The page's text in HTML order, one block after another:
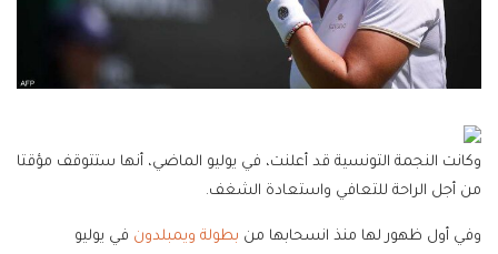
وكانت النجمة التونسية قد أعلنت، في يوليو الماضي، أنها ستتوقف مؤقتا
من أجل الراحة للتعافي واستعادة الشغف.
وفي أول ظهور لها منذ انسحابها من بطولة ويمبلدون في يوليو